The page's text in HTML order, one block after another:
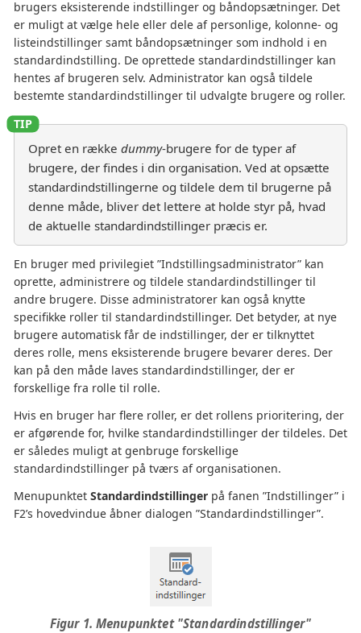
brugers eksisterende indstillinger og båndopsætninger. Det
er muligt at vælge hele eller dele af personlige, kolonne- og
listeindstillinger samt båndopsætninger som indhold i en
standardindstilling. De oprettede standardindstillinger kan
hentes af brugeren selv. Administrator kan også tildele
bestemte standardindstillinger til udvalgte brugere og roller.
Opret en række dummy-brugere for de typer af
brugere, der findes i din organisation. Ved at opsætte
standardindstillingerne og tildele dem til brugerne på
denne måde, bliver det lettere at holde styr på, hvad
de aktuelle standardindstillinger præcis er.
En bruger med privilegiet ”Indstillingsadministrator” kan
oprette, administrere og tildele standardindstillinger til
andre brugere. Disse administratorer kan også knytte
specifikke roller til standardindstillinger. Det betyder, at nye
brugere automatisk får de indstillinger, der er tilknyttet
deres rolle, mens eksisterende brugere bevarer deres. Der
kan på den måde laves standardindstillinger, der er
forskellige fra rolle til rolle.
Hvis en bruger har flere roller, er det rollens prioritering, der
er afgørende for, hvilke standardindstillinger der tildeles. Det
er således muligt at genbruge forskellige
standardindstillinger på tværs af organisationen.
Menupunktet Standardindstillinger på fanen ”Indstillinger” i
F2’s hovedvindue åbner dialogen ”Standardindstillinger”.
Figur 1. Menupunktet "Standardindstillinger"